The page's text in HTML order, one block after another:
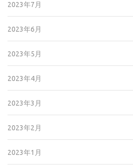
2023年7月
2023年6月
2023年5月
2023年4月
2023年3月
2023年2月
2023年1月